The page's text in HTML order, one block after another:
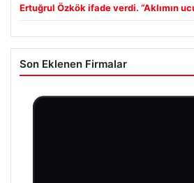
Ertuğrul Özkök ifade verdi. “Aklımın
Son Eklenen Firmalar